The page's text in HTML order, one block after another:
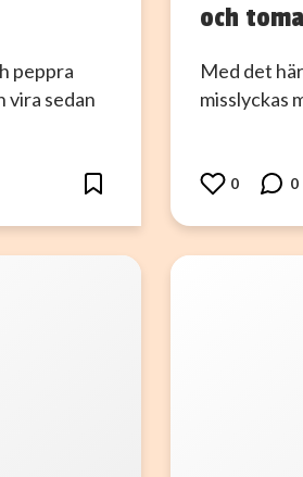
peppra
vira sedan
och
Med det
misslyckas
0 0